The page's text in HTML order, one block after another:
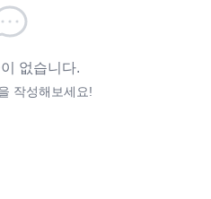
없습니다.
작성해보세요!